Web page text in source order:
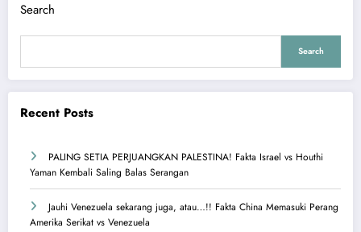
Search
Search
Recent Posts
PALING SETIA PERJUANGKAN PALESTINA! Fakta Israel vs Houthi
Yaman Kembali Saling Balas Serangan
Jauhi Venezuela sekarang juga, atau…!! Fakta China Memasuki Perang
Amerika Serikat vs Venezuela